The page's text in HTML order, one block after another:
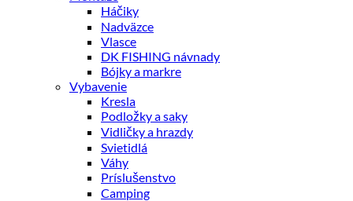
Háčiky
Nadväzce
Vlasce
DK FISHING návnady
Bójky a markre
Vybavenie
Kresla
Podložky a saky
Vidličky a hrazdy
Svietidlá
Váhy
Príslušenstvo
Camping